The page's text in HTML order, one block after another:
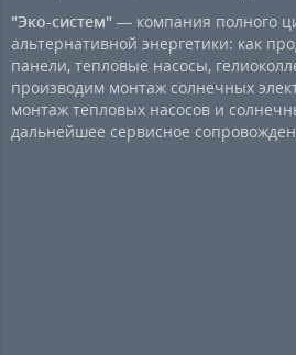
"Эко-систем" — компания полного
альтернативной энергетики: как
панели, тепловые насосы,
производим монтаж солнечных
монтаж тепловых насосов и
дальнейшее сервисное